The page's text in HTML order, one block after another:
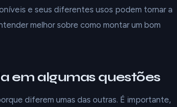
e seus diferentes usos podem tornar a
melhor sobre como montar um bom
em algumas questões
diferem umas das outras. É importante,